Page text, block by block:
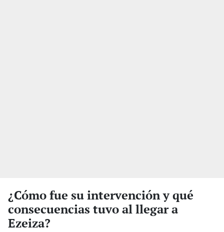
¿Cómo fue su intervención y qué
consecuencias tuvo al llegar a
Ezeiza?